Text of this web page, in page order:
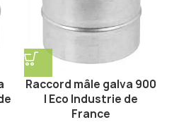
Raccord mâle galva 900
| Eco Industrie de
France